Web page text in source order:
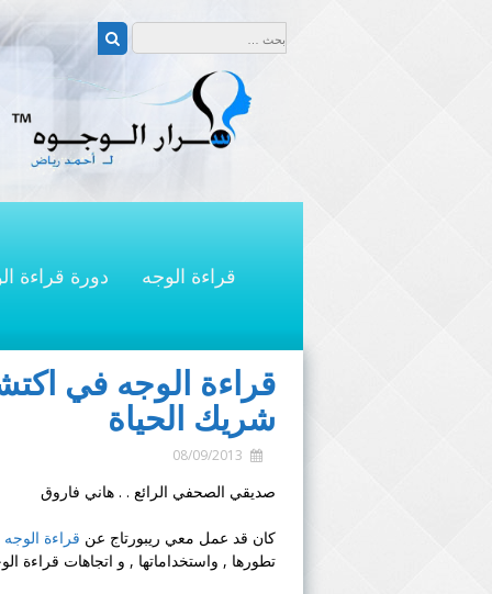
إلى
المحتوى
دورة قراءة قراءة الوجه
قراءة الوجه في
شريك الحياة
08/09/2013
صديقي الصحفي الرائع . . هاني فاروق
كان قد عمل معي ريبورتاج عن قراءة الوجه
تطورها , واستخداماتها , و اتجاهات قراءة